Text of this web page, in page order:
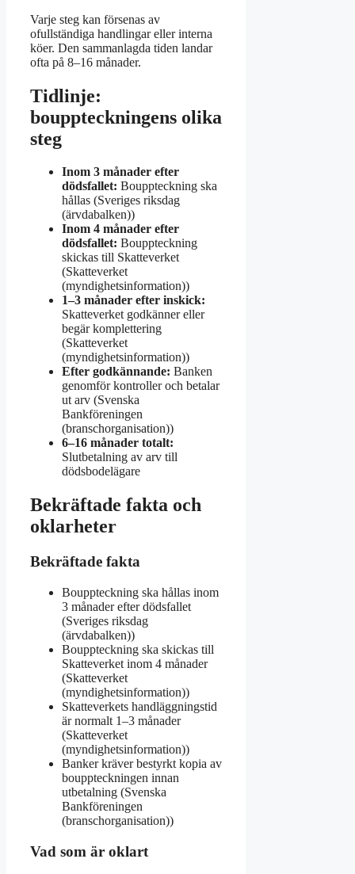
Varje steg kan försenas av
ofullständiga handlingar eller interna
köer. Den sammanlagda tiden landar
ofta på 8–16 månader.
Tidlinje:
bouppteckningens olika
steg
Inom 3 månader efter
dödsfallet: Bouppteckning ska
hållas (Sveriges riksdag
(ärvdabalken))
Inom 4 månader efter
dödsfallet: Bouppteckning
skickas till Skatteverket
(Skatteverket
(myndighetsinformation))
1–3 månader efter inskick:
Skatteverket godkänner eller
begär komplettering
(Skatteverket
(myndighetsinformation))
Efter godkännande: Banken
genomför kontroller och betalar
ut arv (Svenska
Bankföreningen
(branschorganisation))
6–16 månader totalt:
Slutbetalning av arv till
dödsbodelägare
Bekräftade fakta och
oklarheter
Bekräftade fakta
Bouppteckning ska hållas inom
3 månader efter dödsfallet
(Sveriges riksdag
(ärvdabalken))
Bouppteckning ska skickas till
Skatteverket inom 4 månader
(Skatteverket
(myndighetsinformation))
Skatteverkets handläggningstid
är normalt 1–3 månader
(Skatteverket
(myndighetsinformation))
Banker kräver bestyrkt kopia av
bouppteckningen innan
utbetalning (Svenska
Bankföreningen
(branschorganisation))
Vad som är oklart